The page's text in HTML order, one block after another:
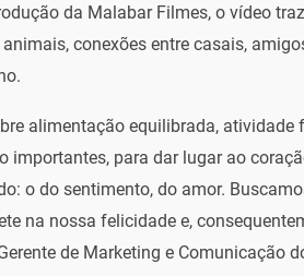
da Malabar Filmes, o vídeo
conexões entre casais,
alimentação equilibrada, atividade
importantes, para dar lugar ao
o do sentimento, do amor.
na nossa felicidade e,
de Marketing e Comunicação